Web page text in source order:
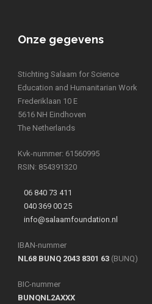
Onze gegevens
Stichting Salaam for Science
Education and Humanitarian Work
Frederiklaan 10 E
5616 NH Eindhoven
The Netherlands
Kvk-nummer: 61560995
RSIN: 854391320
06 840 73 411
040 369 00 25
info@salaamfoundation.nl
IBAN-nummer
NL68 BUNQ 2043 8301 63 (BUNQ)
BIC-nummer
BUNQNL2AXXX